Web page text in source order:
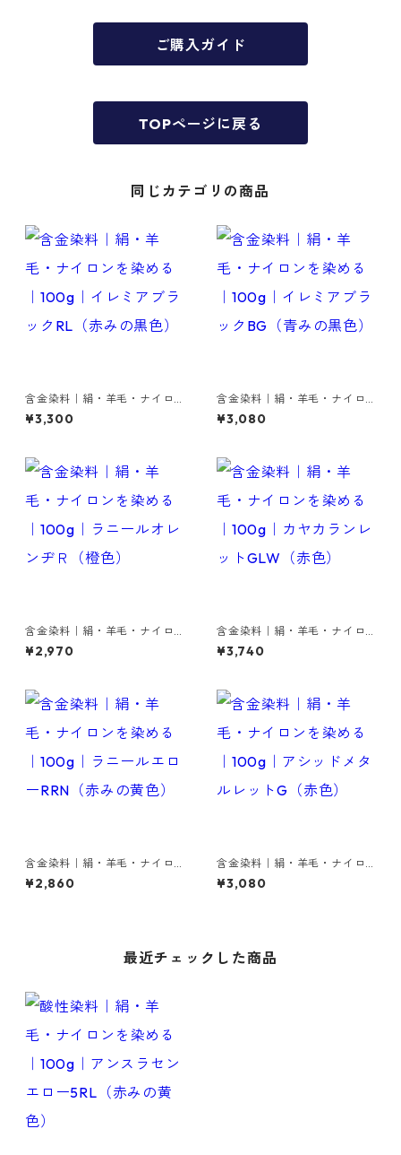
ご購入ガイド
TOPページに戻る
同じカテゴリの商品
含金染料｜絹・羊毛・ナイロ
ンを染める｜100g｜イレミア
ブラックRL（赤みの黒色）
¥3,300
含金染料｜絹・羊毛・ナイロ
ンを染める｜100g｜イレミア
ブラックBG（青みの黒色）
¥3,080
含金染料｜絹・羊毛・ナイロ
ンを染める｜100g｜ラニール
オレンヂＲ（橙色）
¥2,970
含金染料｜絹・羊毛・ナイロ
ンを染める｜100g｜カヤカラ
ンレットGLW（赤色）
¥3,740
含金染料｜絹・羊毛・ナイロ
ンを染める｜100g｜ラニール
エローRRN（赤みの黄色）
¥2,860
含金染料｜絹・羊毛・ナイロ
ンを染める｜100g｜アシッド
メタルレットG（赤色）
¥3,080
最近チェックした商品